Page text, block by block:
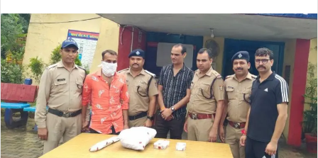
d
a
n
e
m
a
i